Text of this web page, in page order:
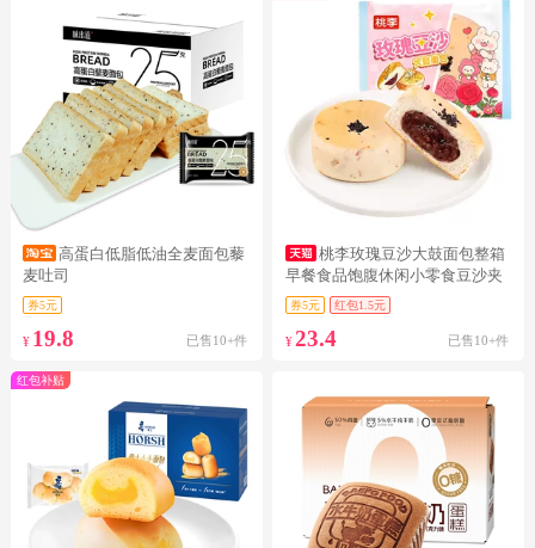
高蛋白低脂低油全麦面包藜
麦吐司
券5元
¥ 19.8 已售10+件
桃李玫瑰豆沙大鼓面包整箱
早餐食品饱腹休闲小零食豆沙夹
心面包i
券5元 红包1.5元
¥23.4 已售10+件
红包补贴